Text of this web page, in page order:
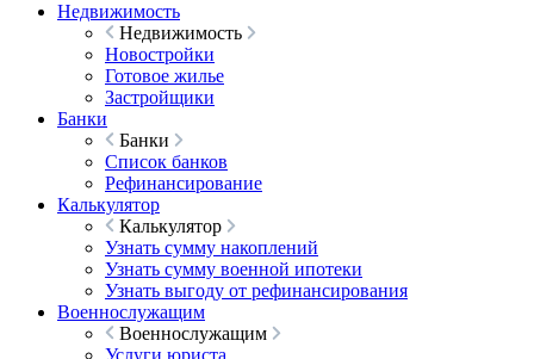
Недвижимость
Недвижимость
Новостройки
Готовое жилье
Застройщики
Банки
Банки
Список банков
Рефинансирование
Калькулятор
Калькулятор
Узнать сумму накоплений
Узнать сумму военной ипотеки
Узнать выгоду от рефинансирования
Военнослужащим
Военнослужащим
Услуги юриста